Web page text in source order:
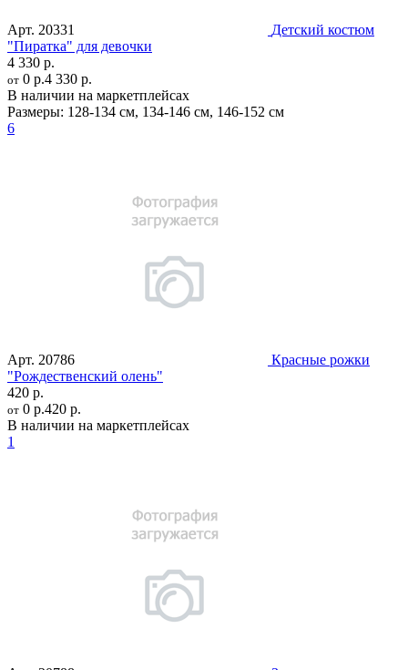
Арт. 20331
Детский костюм
"Пиратка" для девочки
4 330 р.
от 0 р.4 330 р.
В наличии на маркетплейсах
Размеры: 128-134 см, 134-146 см, 146-152 см
6
Арт. 20786
Красные рожки
"Рождественский олень"
420 р.
от 0 р.420 р.
В наличии на маркетплейсах
1